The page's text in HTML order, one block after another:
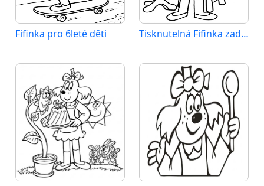
Fifinka pro 6leté děti Tisknutelná Fifinka zadarmo